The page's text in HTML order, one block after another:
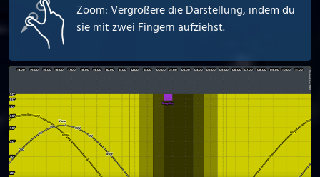
Zoom: Vergrößere die Darstellung, indem du
sie mit zwei Fingern aufziehst.